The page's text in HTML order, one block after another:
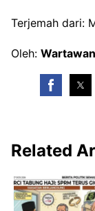
Terjemah dari:
Oleh:
Related